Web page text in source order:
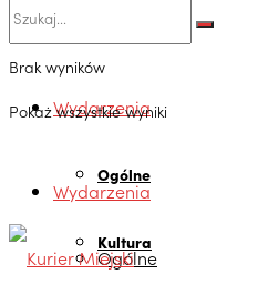
Brak wyników
Pokaż wszystkie wyniki
Wydarzenia
Ogólne
Kultura
Wydarzenia
Ogólne